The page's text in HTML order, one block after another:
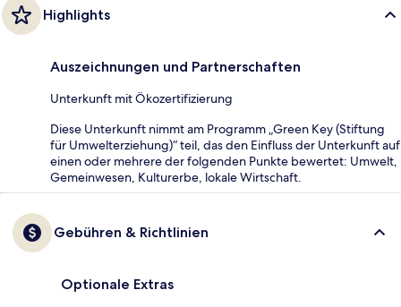
Highlights
Auszeichnungen und Partnerschaften
Unterkunft mit Ökozertifizierung
Diese Unterkunft nimmt am Programm „Green Key (Stiftung
für Umwelterziehung)“ teil, das den Einfluss der Unterkunft auf
einen oder mehrere der folgenden Punkte bewertet: Umwelt,
Gemeinwesen, Kulturerbe, lokale Wirtschaft.
Gebühren & Richtlinien
Optionale Extras